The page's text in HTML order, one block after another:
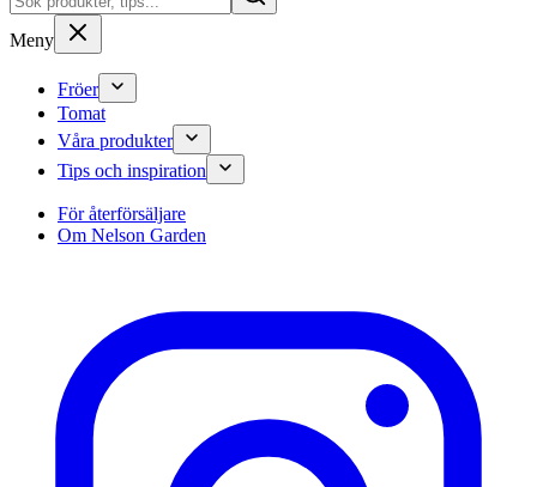
Meny
Fröer
Tomat
Våra produkter
Tips och inspiration
För återförsäljare
Om Nelson Garden